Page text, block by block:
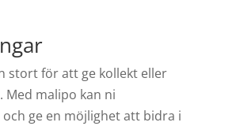
stort för att ge kollekt eller
Med malipo kan ni
ge en möjlighet att bidra i